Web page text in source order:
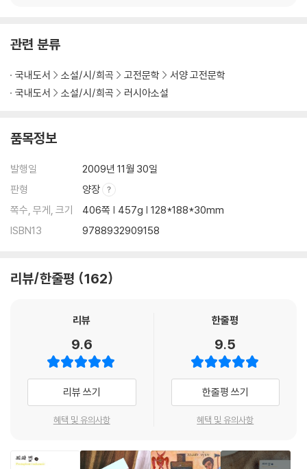
관련 분류
국내도서 소설/시/희곡 고전문학
서양 고전문학
국내도서
소설/시/희곡 러시아소설
품목정보
발행일
2009년 11월 30일
판형
양장
쪽수, 무게, 크기
406쪽 | 457g | 128*188*30mm
ISBN13
9788932909158
리뷰/한줄평 162
리뷰
9.6
리뷰 쓰기
혜택 및 유의사항
한줄평
9.5
한줄평 쓰기
혜택 및 유의사항